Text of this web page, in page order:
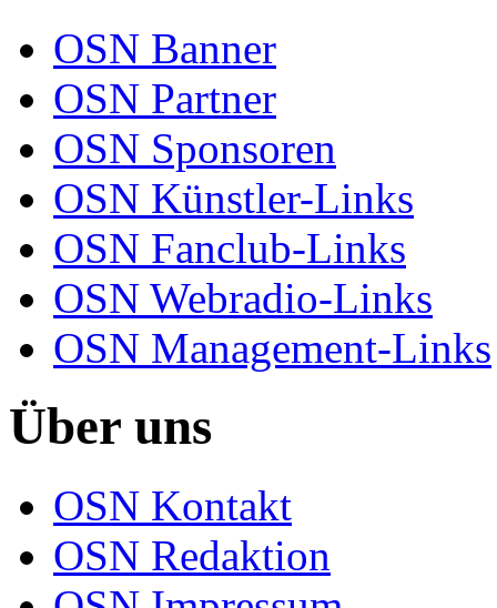
OSN Banner
OSN Partner
OSN Sponsoren
OSN Künstler-Links
OSN Fanclub-Links
OSN Webradio-Links
OSN Management-Links
Über uns
OSN Kontakt
OSN Redaktion